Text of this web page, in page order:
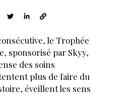
le Trophée
sponsorisé par Skyy,
des soins
plus de faire du
éveillent les sens